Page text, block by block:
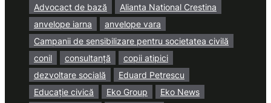
Advocact de bază
Alianta National Crestina
anvelope iarna
anvelope vara
Campanii de sensibilizare pentru societatea civilă
conil
consultanță
copii atipici
dezvoltare socială
Eduard Petrescu
Educație civică
Eko Group
Eko News